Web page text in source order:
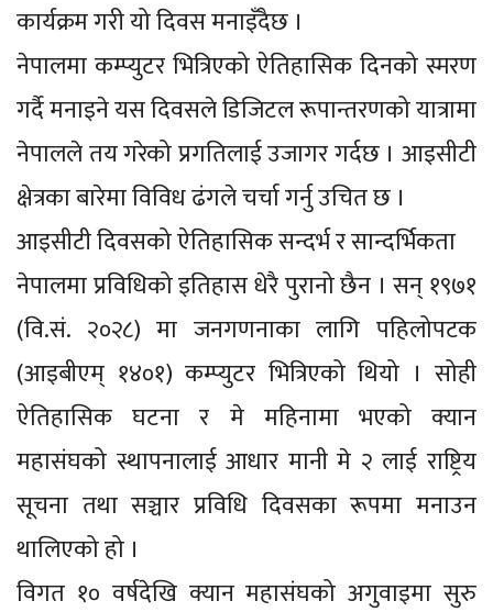
कार्यक्रम गरी यो दिवस मनाइँदैछ ।
नेपालमा कम्प्युटर भित्रिएको ऐतिहासिक दिनको स्मरण
गर्दै मनाइने यस दिवसले डिजिटल रूपान्तरणको यात्रामा
नेपालले तय गरेको प्रगतिलाई उजागर गर्दछ । आइसीटी
क्षेत्रका बारेमा विविध ढंगले चर्चा गर्नु उचित छ ।
आइसीटी दिवसको ऐतिहासिक सन्दर्भ र सान्दर्भिकता
नेपालमा प्रविधिको इतिहास धेरै पुरानो छैन । सन् १९७१
(वि.सं. २०२८) मा जनगणनाका लागि पहिलोपटक
(आइबीएम् १४०१) कम्प्युटर भित्रिएको थियो । सोही
ऐतिहासिक घटना र मे महिनामा भएको क्यान
महासंघको स्थापनालाई आधार मानी मे २ लाई राष्ट्रिय
सूचना तथा सञ्चार प्रविधि दिवसका रूपमा मनाउन
थालिएको हो ।
विगत १० वर्षदेखि क्यान महासंघको अगुवाइमा सुरु